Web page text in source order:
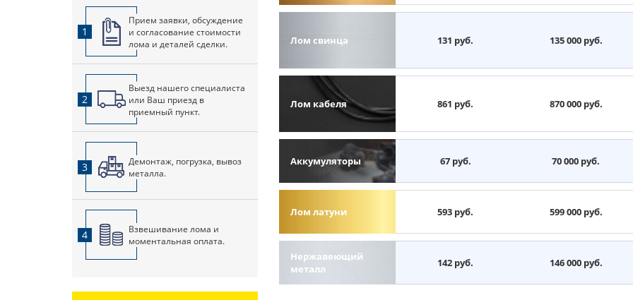
Лом свинца 131 руб. 135 000 руб.
Лом кабеля 861 руб. 870 000 руб.
Аккумуляторы 67 руб. 70 000 руб.
Лом латуни 593 руб. 599 000 руб.
Нержавеющий
металл
142 руб. 146 000 руб.
1
Прием заявки, обсуждение
и согласование стоимости
лома и деталей сделки.
2
Выезд нашего специалиста
или Ваш приезд в
приемный пункт.
3
Демонтаж, погрузка, вывоз
металла.
4
Взвешивание лома и
моментальная оплата.